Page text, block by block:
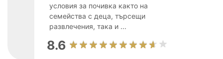
условия за почивка както на
семейства с деца, търсещи
развлечения, така и ...
8.6